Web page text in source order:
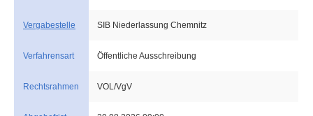
Vergabestelle SIB Niederlassung Chemnitz
Verfahrensart Öffentliche Ausschreibung
Rechtsrahmen VOL/VgV